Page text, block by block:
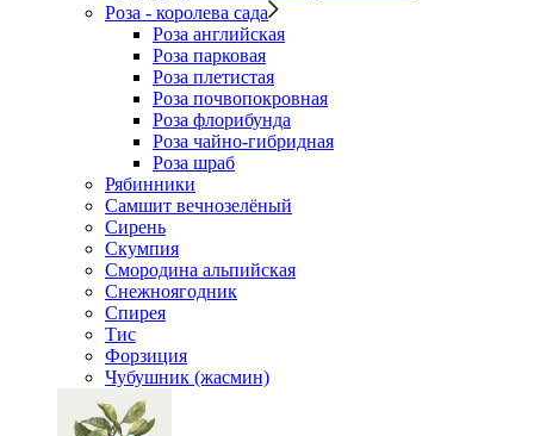
Роза - королева сада
Роза английская
Роза парковая
Роза плетистая
Роза почвопокровная
Роза флорибунда
Роза чайно-гибридная
Роза шраб
Рябинники
Самшит вечнозелёный
Сирень
Скумпия
Смородина альпийская
Снежноягодник
Спирея
Тис
Форзиция
Чубушник (жасмин)